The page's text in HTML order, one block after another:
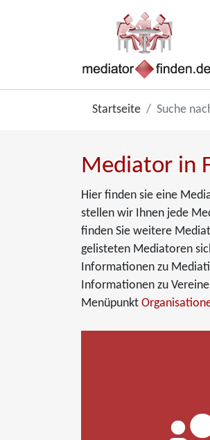
Startseite Suche
Mediator in
Hier finden sie eine
stellen wir Ihnen jede
finden Sie weitere
gelisteten Mediatoren
Informationen zu
Informationen zu
Menüpunkt